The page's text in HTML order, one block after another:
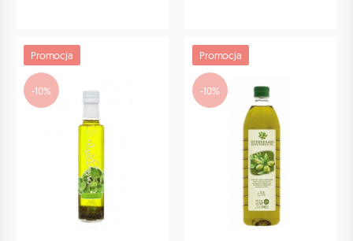
Promocja
-10%
Promocja
-10%